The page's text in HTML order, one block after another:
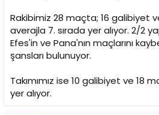
Rakibimiz 28 maçta; 16 galibiyet
averajla 7. sırada yer alıyor. 2/2
Efes'in ve Pana'nın maçlarını
şansları bulunuyor.
Takımımız ise 10 galibiyet ve 18
yer alıyor.